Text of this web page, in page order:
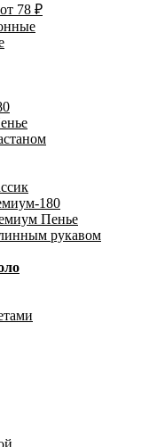
78 ₽
180
Пенье
рукавом